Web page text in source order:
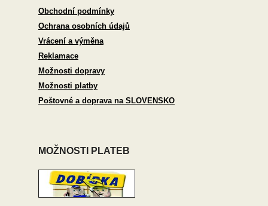
Obchodní podmínky
Ochrana osobních údajů
Vrácení a výměna
Reklamace
Možnosti dopravy
Možnosti platby
Poštovné a doprava na SLOVENSKO
MOŽNOSTI PLATEB